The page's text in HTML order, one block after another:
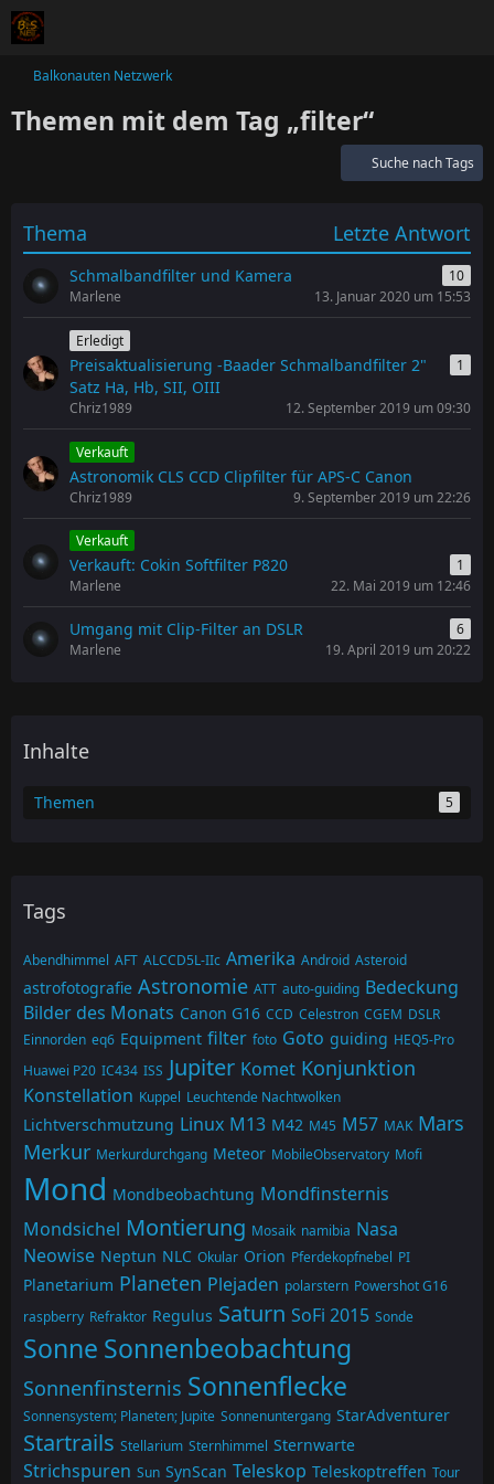
Balkonauten Netzwerk
Themen mit dem Tag „filter“
Suche nach Tags
Thema Letzte Antwort
Schmalbandfilter und Kamera
10
Marlene
13. Januar 2020 um 15:53
Erledigt
Preisaktualisierung -Baader Schmalbandfilter 2"
Satz Ha, Hb, SII, OIII
1
Chriz1989 12. September 2019 um 09:30
Verkauft
Astronomik CLS CCD Clipfilter für APS-C Canon
Chriz1989 9. September 2019 um 22:26
Verkauft
Verkauft: Cokin Softfilter P820
1
Marlene
22. Mai 2019 um 12:46
Umgang mit Clip-Filter an DSLR
6
Marlene
19. April 2019 um 20:22
Inhalte
Themen 5
Tags
Abendhimmel AFT ALCCD5L-IIc Amerika Android Asteroid
astrofotografie Astronomie ATT auto-guiding Bedeckung
Bilder des Monats Canon G16 CCD Celestron CGEM DSLR
Einnorden eq6 Equipment filter foto Goto guiding HEQ5-Pro
Huawei P20 IC434 ISS Jupiter Komet Konjunktion
Konstellation Kuppel Leuchtende Nachtwolken
Lichtverschmutzung Linux M13 M42 M45 M57 MAK Mars
Merkur Merkurdurchgang Meteor MobileObservatory Mofi
Mond Mondbeobachtung Mondfinsternis
Mondsichel Montierung Mosaik namibia Nasa
Neowise Neptun NLC Okular Orion Pferdekopfnebel PI
Planetarium Planeten Plejaden polarstern Powershot G16
raspberry Refraktor Regulus Saturn SoFi 2015 Sonde
Sonne Sonnenbeobachtung
Sonnenfinsternis Sonnenflecke
Sonnensystem; Planeten; Jupite Sonnenuntergang StarAdventurer
Startrails Stellarium Sternhimmel Sternwarte
Strichspuren Sun SynScan Teleskop Teleskoptreffen Tour